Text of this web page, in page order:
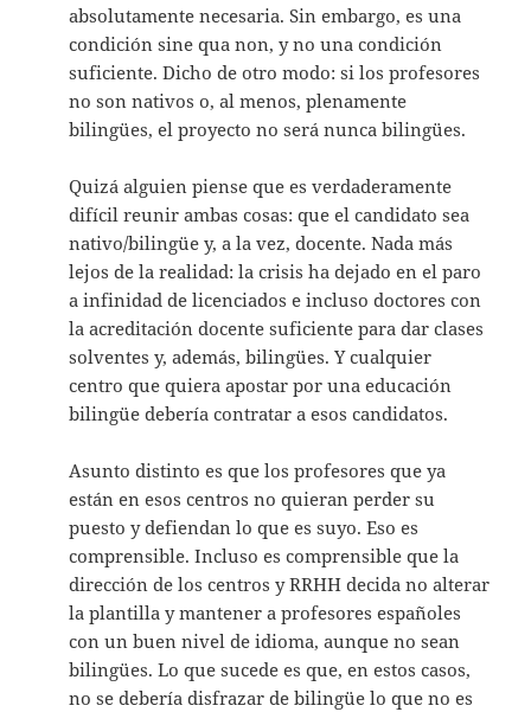
absolutamente necesaria. Sin embargo, es una
condición sine qua non, y no una condición
suficiente. Dicho de otro modo: si los profesores
no son nativos o, al menos, plenamente
bilingües, el proyecto no será nunca bilingües.
Quizá alguien piense que es verdaderamente
difícil reunir ambas cosas: que el candidato sea
nativo/bilingüe y, a la vez, docente. Nada más
lejos de la realidad: la crisis ha dejado en el paro
a infinidad de licenciados e incluso doctores con
la acreditación docente suficiente para dar clases
solventes y, además, bilingües. Y cualquier
centro que quiera apostar por una educación
bilingüe debería contratar a esos candidatos.
Asunto distinto es que los profesores que ya
están en esos centros no quieran perder su
puesto y defiendan lo que es suyo. Eso es
comprensible. Incluso es comprensible que la
dirección de los centros y RRHH decida no alterar
la plantilla y mantener a profesores españoles
con un buen nivel de idioma, aunque no sean
bilingües. Lo que sucede es que, en estos casos,
no se debería disfrazar de bilingüe lo que no es